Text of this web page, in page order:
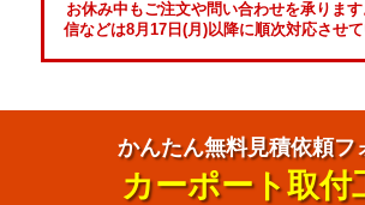
お休み中もご注文や問い合わせを承りま
信などは8月17日(月)以降に順次対応させて
かんたん無料見積依頼フ
カーポート取付